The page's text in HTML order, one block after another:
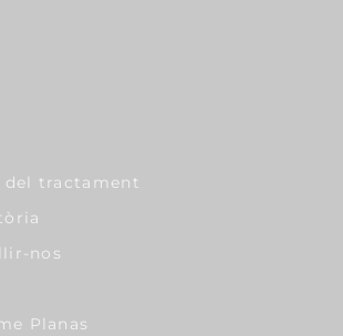
del tractament
nos
Planas